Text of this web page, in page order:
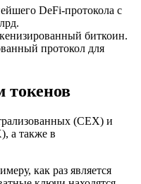
DeFi-протокола с
биткоин.
протокол для
токенов
(CEX) и
а также в
как раз является